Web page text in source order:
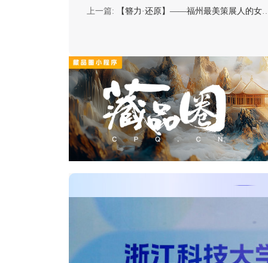
上一篇: 【簪力·还原】——福州最美策展人的女性非遗展